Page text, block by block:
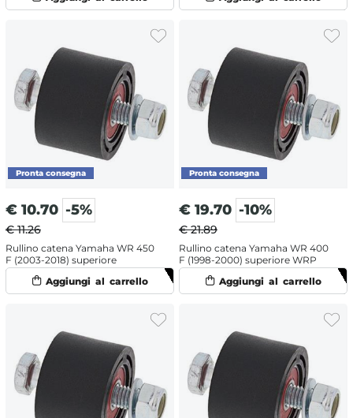
€ 10.70 -5%
€ 11.26
Rullino catena Yamaha WR 450
F (2003-2018) superiore
€ 19.70 -10%
€ 21.89
Rullino catena Yamaha WR 400
F (1998-2000) superiore WRP